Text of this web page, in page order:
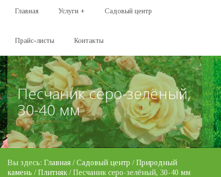
Главная Услуги + Садовый центр
Прайс-листы Контакты
Песчаник серо-зелёный,
30-40 мм
Вы здесь: Главная /Садовый центр /Природный
камень /Плитняк / Песчаник серо-зелёный, 30-40 мм